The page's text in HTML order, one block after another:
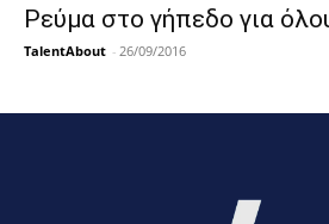
Ρεύμα στο γήπεδο για
TalentAbout - 26/09/2016